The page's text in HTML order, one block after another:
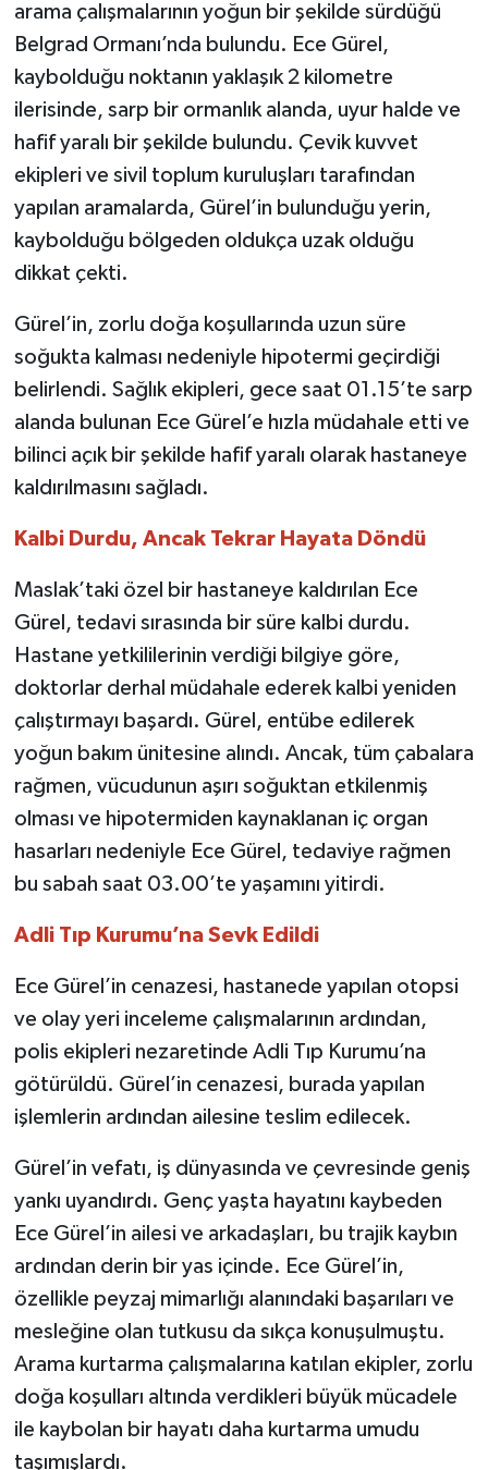
arama çalışmalarının yoğun bir şekilde sürdüğü
Belgrad Ormanı’nda bulundu. Ece Gürel,
kaybolduğu noktanın yaklaşık 2 kilometre
ilerisinde, sarp bir ormanlık alanda, uyur halde ve
hafif yaralı bir şekilde bulundu. Çevik kuvvet
ekipleri ve sivil toplum kuruluşları tarafından
yapılan aramalarda, Gürel’in bulunduğu yerin,
kaybolduğu bölgeden oldukça uzak olduğu
dikkat çekti.
Gürel’in, zorlu doğa koşullarında uzun süre
soğukta kalması nedeniyle hipotermi geçirdiği
belirlendi. Sağlık ekipleri, gece saat 01.15’te sarp
alanda bulunan Ece Gürel’e hızla müdahale etti ve
bilinci açık bir şekilde hafif yaralı olarak hastaneye
kaldırılmasını sağladı.
Kalbi Durdu, Ancak Tekrar Hayata Döndü
Maslak’taki özel bir hastaneye kaldırılan Ece
Gürel, tedavi sırasında bir süre kalbi durdu.
Hastane yetkililerinin verdiği bilgiye göre,
doktorlar derhal müdahale ederek kalbi yeniden
çalıştırmayı başardı. Gürel, entübe edilerek
yoğun bakım ünitesine alındı. Ancak, tüm çabalara
rağmen, vücudunun aşırı soğuktan etkilenmiş
olması ve hipotermiden kaynaklanan iç organ
hasarları nedeniyle Ece Gürel, tedaviye rağmen
bu sabah saat 03.00’te yaşamını yitirdi.
Adli Tıp Kurumu’na Sevk Edildi
Ece Gürel’in cenazesi, hastanede yapılan otopsi
ve olay yeri inceleme çalışmalarının ardından,
polis ekipleri nezaretinde Adli Tıp Kurumu’na
götürüldü. Gürel’in cenazesi, burada yapılan
işlemlerin ardından ailesine teslim edilecek.
Gürel’in vefatı, iş dünyasında ve çevresinde geniş
yankı uyandırdı. Genç yaşta hayatını kaybeden
Ece Gürel’in ailesi ve arkadaşları, bu trajik kaybın
ardından derin bir yas içinde. Ece Gürel’in,
özellikle peyzaj mimarlığı alanındaki başarıları ve
mesleğine olan tutkusu da sıkça konuşulmuştu.
Arama kurtarma çalışmalarına katılan ekipler, zorlu
doğa koşulları altında verdikleri büyük mücadele
ile kaybolan bir hayatı daha kurtarma umudu
taşımışlardı.